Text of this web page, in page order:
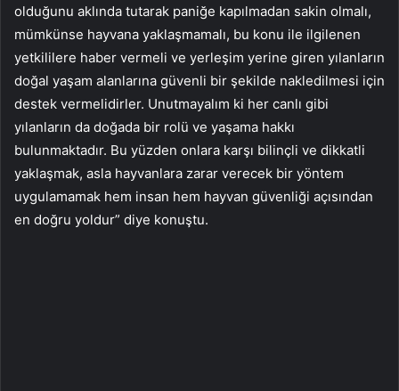
olduğunu aklında tutarak paniğe kapılmadan sakin olmalı,
mümkünse hayvana yaklaşmamalı, bu konu ile ilgilenen
yetkililere haber vermeli ve yerleşim yerine giren yılanların
doğal yaşam alanlarına güvenli bir şekilde nakledilmesi için
destek vermelidirler. Unutmayalım ki her canlı gibi
yılanların da doğada bir rolü ve yaşama hakkı
bulunmaktadır. Bu yüzden onlara karşı bilinçli ve dikkatli
yaklaşmak, asla hayvanlara zarar verecek bir yöntem
uygulamamak hem insan hem hayvan güvenliği açısından
en doğru yoldur” diye konuştu.